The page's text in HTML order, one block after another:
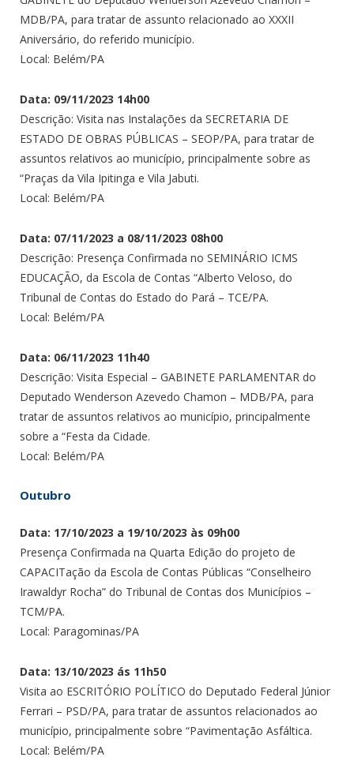
MDB/PA, para tratar de assunto relacionado ao XXXII
Aniversário, do referido município.
Local: Belém/PA
Data: 09/11/2023 14h00
Descrição: Visita nas Instalações da SECRETARIA DE
ESTADO DE OBRAS PÚBLICAS – SEOP/PA, para tratar de
assuntos relativos ao município, principalmente sobre as
“Praças da Vila Ipitinga e Vila Jabuti.
Local: Belém/PA
Data: 07/11/2023 a 08/11/2023 08h00
Descrição: Presença Confirmada no SEMINÁRIO ICMS
EDUCAÇÃO, da Escola de Contas “Alberto Veloso, do
Tribunal de Contas do Estado do Pará – TCE/PA.
Local: Belém/PA
Data: 06/11/2023 11h40
Descrição: Visita Especial – GABINETE PARLAMENTAR do
Deputado Wenderson Azevedo Chamon – MDB/PA, para
tratar de assuntos relativos ao município, principalmente
sobre a “Festa da Cidade.
Local: Belém/PA
Outubro
Data: 17/10/2023 a 19/10/2023 às 09h00
Presença Confirmada na Quarta Edição do projeto de
CAPACITação da Escola de Contas Públicas “Conselheiro
Irawaldyr Rocha” do Tribunal de Contas dos Municípios –
TCM/PA.
Local: Paragominas/PA
Data: 13/10/2023 ás 11h50
Visita ao ESCRITÓRIO POLÍTICO do Deputado Federal Júnior
Ferrari – PSD/PA, para tratar de assuntos relacionados ao
município, principalmente sobre “Pavimentação Asfáltica.
Local: Belém/PA